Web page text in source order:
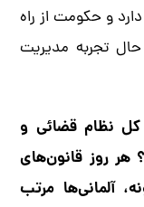
و حکومت از راه
تجربه مدیریت
کل نظام قضائی و
هر روز قانون‌های
آلمانی‌ها مرتب